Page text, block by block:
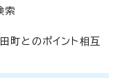
索
町とのポイント相互